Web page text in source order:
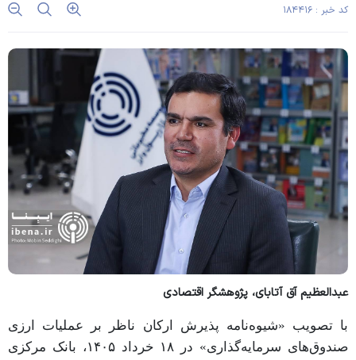
کد خبر : ۱۸۴۴۱۶
عبدالعظیم آق آتابای، پژوهشگر اقتصادی
با تصویب «شیوه‌نامه پذیرش ارکان ناظر بر عملیات ارزی
صندوق‌های سرمایه‌گذاری» در ۱۸ خرداد ۱۴۰۵، بانک مرکزی